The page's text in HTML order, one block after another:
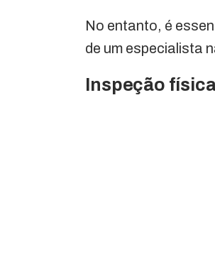
No entanto, é
de um especialista
Inspeção